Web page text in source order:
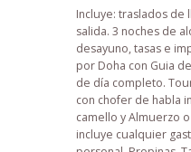
Incluye: traslados de
salida. 3 noches de
desayuno, tasas e
por Doha con Guia
de día completo.
con chofer de habla
camello y Almuerzo
incluye cualquier